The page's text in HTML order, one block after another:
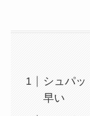
シュパ
早い